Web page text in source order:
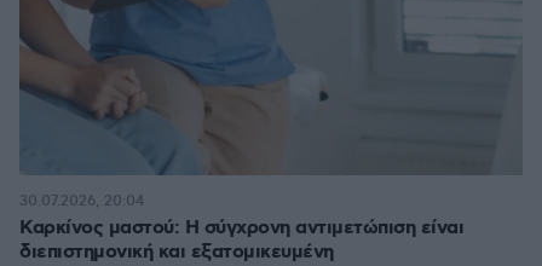
Καρκίνος μαστού: Η σύγχρονη αντιμετώπιση είναι
διεπιστημονική και εξατομικευμένη
30.07.2026, 20:04